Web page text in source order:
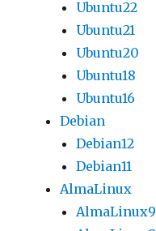
Ubuntu22
Ubuntu21
Ubuntu20
Ubuntu18
Ubuntu16
Debian
Debian12
Debian11
AlmaLinux
AlmaLinux9